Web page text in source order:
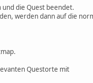
die Quest beendet.
werden dann auf die
Questorte mit